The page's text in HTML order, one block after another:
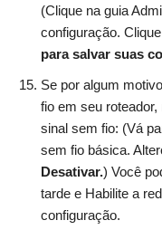
(Clique na guia
configuração.
para salvar suas
Se por algum
fio em seu
sinal sem fio: (Vá
sem fio básica.
Desativar.) Você
tarde e Habilite a
configuração.